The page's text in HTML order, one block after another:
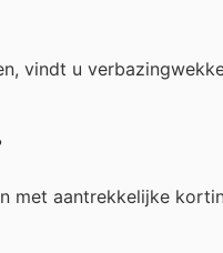
vindt u
met aantrekkelijke